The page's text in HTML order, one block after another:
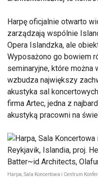
Harpę oficjalnie otwarto
zarządzają wspólnie
Opera Islandzka, ale
Wyposażono go bowiem
seminaryjne, które można
wzbudza największy
akustyka sal
firma Artec, jedna z
akustyką pracowni na
Harpa, Sala Koncertowa i Centrum